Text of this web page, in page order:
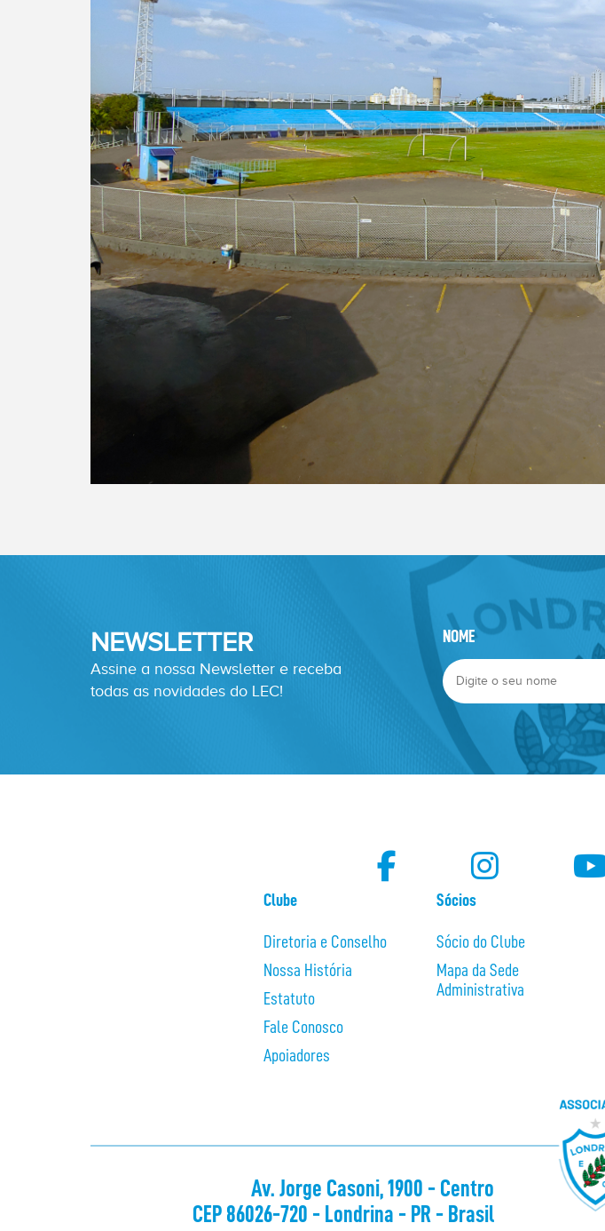
NEWSLETTER
Assine a nossa Newsletter e receba
todas as novidades do LEC!
NOME
Clube
Diretoria e Conselho
Nossa História
Estatuto
Fale Conosco
Apoiadores
Sócios
Sócio do Clube
Mapa da Sede
Administrativa
Av. Jorge Casoni, 1900 - Centro
CEP 86026-720 - Londrina - PR - Brasil